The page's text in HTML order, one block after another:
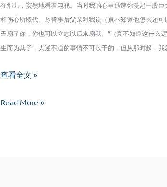
在那儿，安然地看着电视。当时我的心里迅速弥漫起一股
和伤心所取代。尽管事后父亲对我说（真不知道他怎么还
天扇了你，你也可以立志以后来扇我。”（真不知道这什么
生而为其子，大逆不道的事情不可以干的，但从那时起，
你
你
查看全文 »
你
Read More »